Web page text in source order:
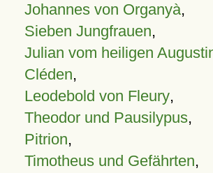
Johannes von Organyà,
Sieben Jungfrauen,
Julian vom heiligen
Cléden,
Leodebold von Fleury,
Theodor und Pausilypus,
Pitrion,
Timotheus und Gefährten,